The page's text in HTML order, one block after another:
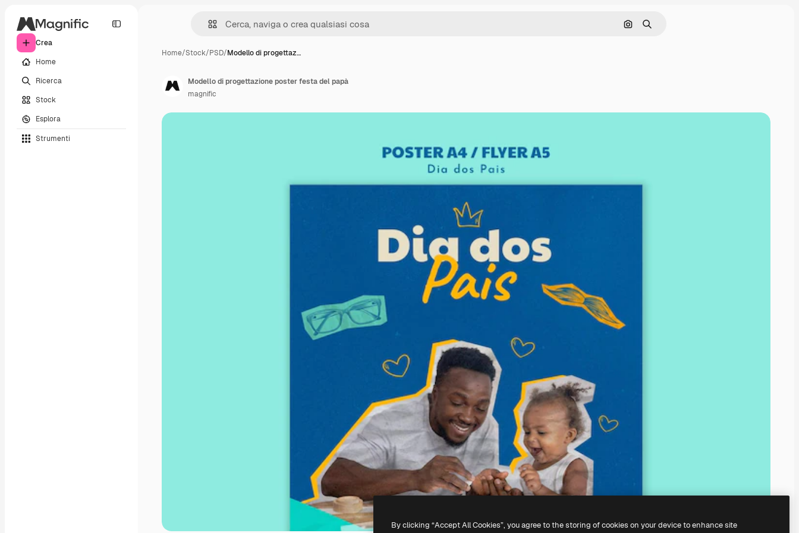
Crea
Home
Ricerca
Stock
Esplora
Strumenti
Cerca per immagine
Ricerca
Home/Stock/PSD/Modello di progettaz…
Modello di progettazione poster festa del papà
magnific
By clicking “Accept All Cookies”, you agree to the storing of cookies on your device to enhance site